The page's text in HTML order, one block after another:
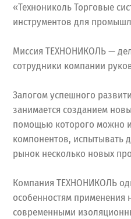
«Технониколь Торговые
инструментов для
Миссия ТЕХНОНИКОЛЬ —
сотрудники компании
Залогом успешного
занимается созданием
помощью которого можно
компонентов, испытывать
рынок несколько новых
Компания ТЕХНОНИКОЛЬ
особенностям применения
современными